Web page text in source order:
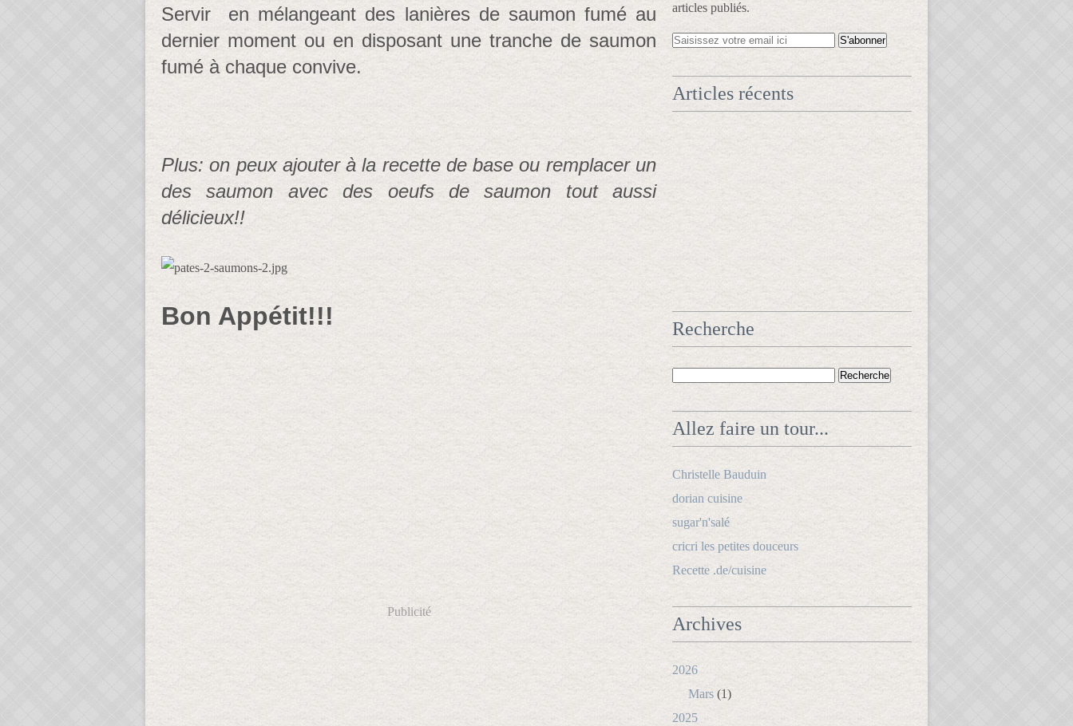
Servir en mélangeant des lanières de saumon fumé au
dernier moment ou en disposant une tranche de saumon
fumé à chaque convive.
Plus: on peux ajouter à la recette de base ou remplacer un
des saumon avec des oeufs de saumon tout aussi
délicieux!!
Bon Appétit!!!
Publicité
articles publiés.
Articles récents
Recherche
Allez faire un tour...
Christelle Bauduin
dorian cuisine
sugar'n'salé
cricri les petites douceurs
Recette .de/cuisine
Archives
2026
Mars (1)
2025